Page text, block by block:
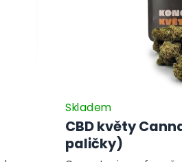
CBD květy
paličky)
Skladem